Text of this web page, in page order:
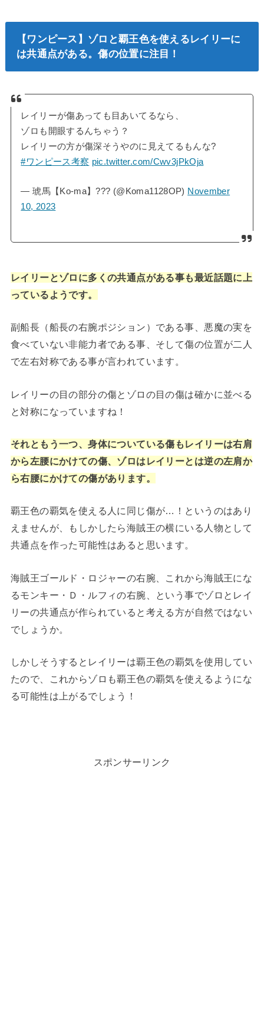
【ワンピース】ゾロと覇王色を使えるレイリーに
は共通点がある。傷の位置に注目！
レイリーが傷あっても目あいてるなら、
ゾロも開眼するんちゃう？
レイリーの方が傷深そうやのに見えてるもんな?
#ワンピース考察 pic.twitter.com/Cwv3jPkOja
— 琥馬【Ko-ma】??? (@Koma1128OP) November
10, 2023
レイリーとゾロに多くの共通点がある事も最近話題に上
っているようです。
副船長（船長の右腕ポジション）である事、悪魔の実を
食べていない非能力者である事、そして傷の位置が二人
で左右対称である事が言われています。
レイリーの目の部分の傷とゾロの目の傷は確かに並べる
と対称になっていますね！
それともう一つ、身体についている傷もレイリーは右肩
から左腰にかけての傷、ゾロはレイリーとは逆の左肩か
ら右腰にかけての傷があります。
覇王色の覇気を使える人に同じ傷が…！というのはあり
えませんが、もしかしたら海賊王の横にいる人物として
共通点を作った可能性はあると思います。
海賊王ゴールド・ロジャーの右腕、これから海賊王にな
るモンキー・Ｄ・ルフィの右腕、という事でゾロとレイ
リーの共通点が作られていると考える方が自然ではない
でしょうか。
しかしそうするとレイリーは覇王色の覇気を使用してい
たので、これからゾロも覇王色の覇気を使えるようにな
る可能性は上がるでしょう！
スポンサーリンク